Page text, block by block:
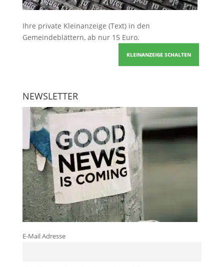
Ihre private Kleinanzeige (Text) in den
Gemeindeblättern, ab nur 15 Euro.
KLEINANZEIGE SCHALTEN
NEWSLETTER
E-Mail Adresse